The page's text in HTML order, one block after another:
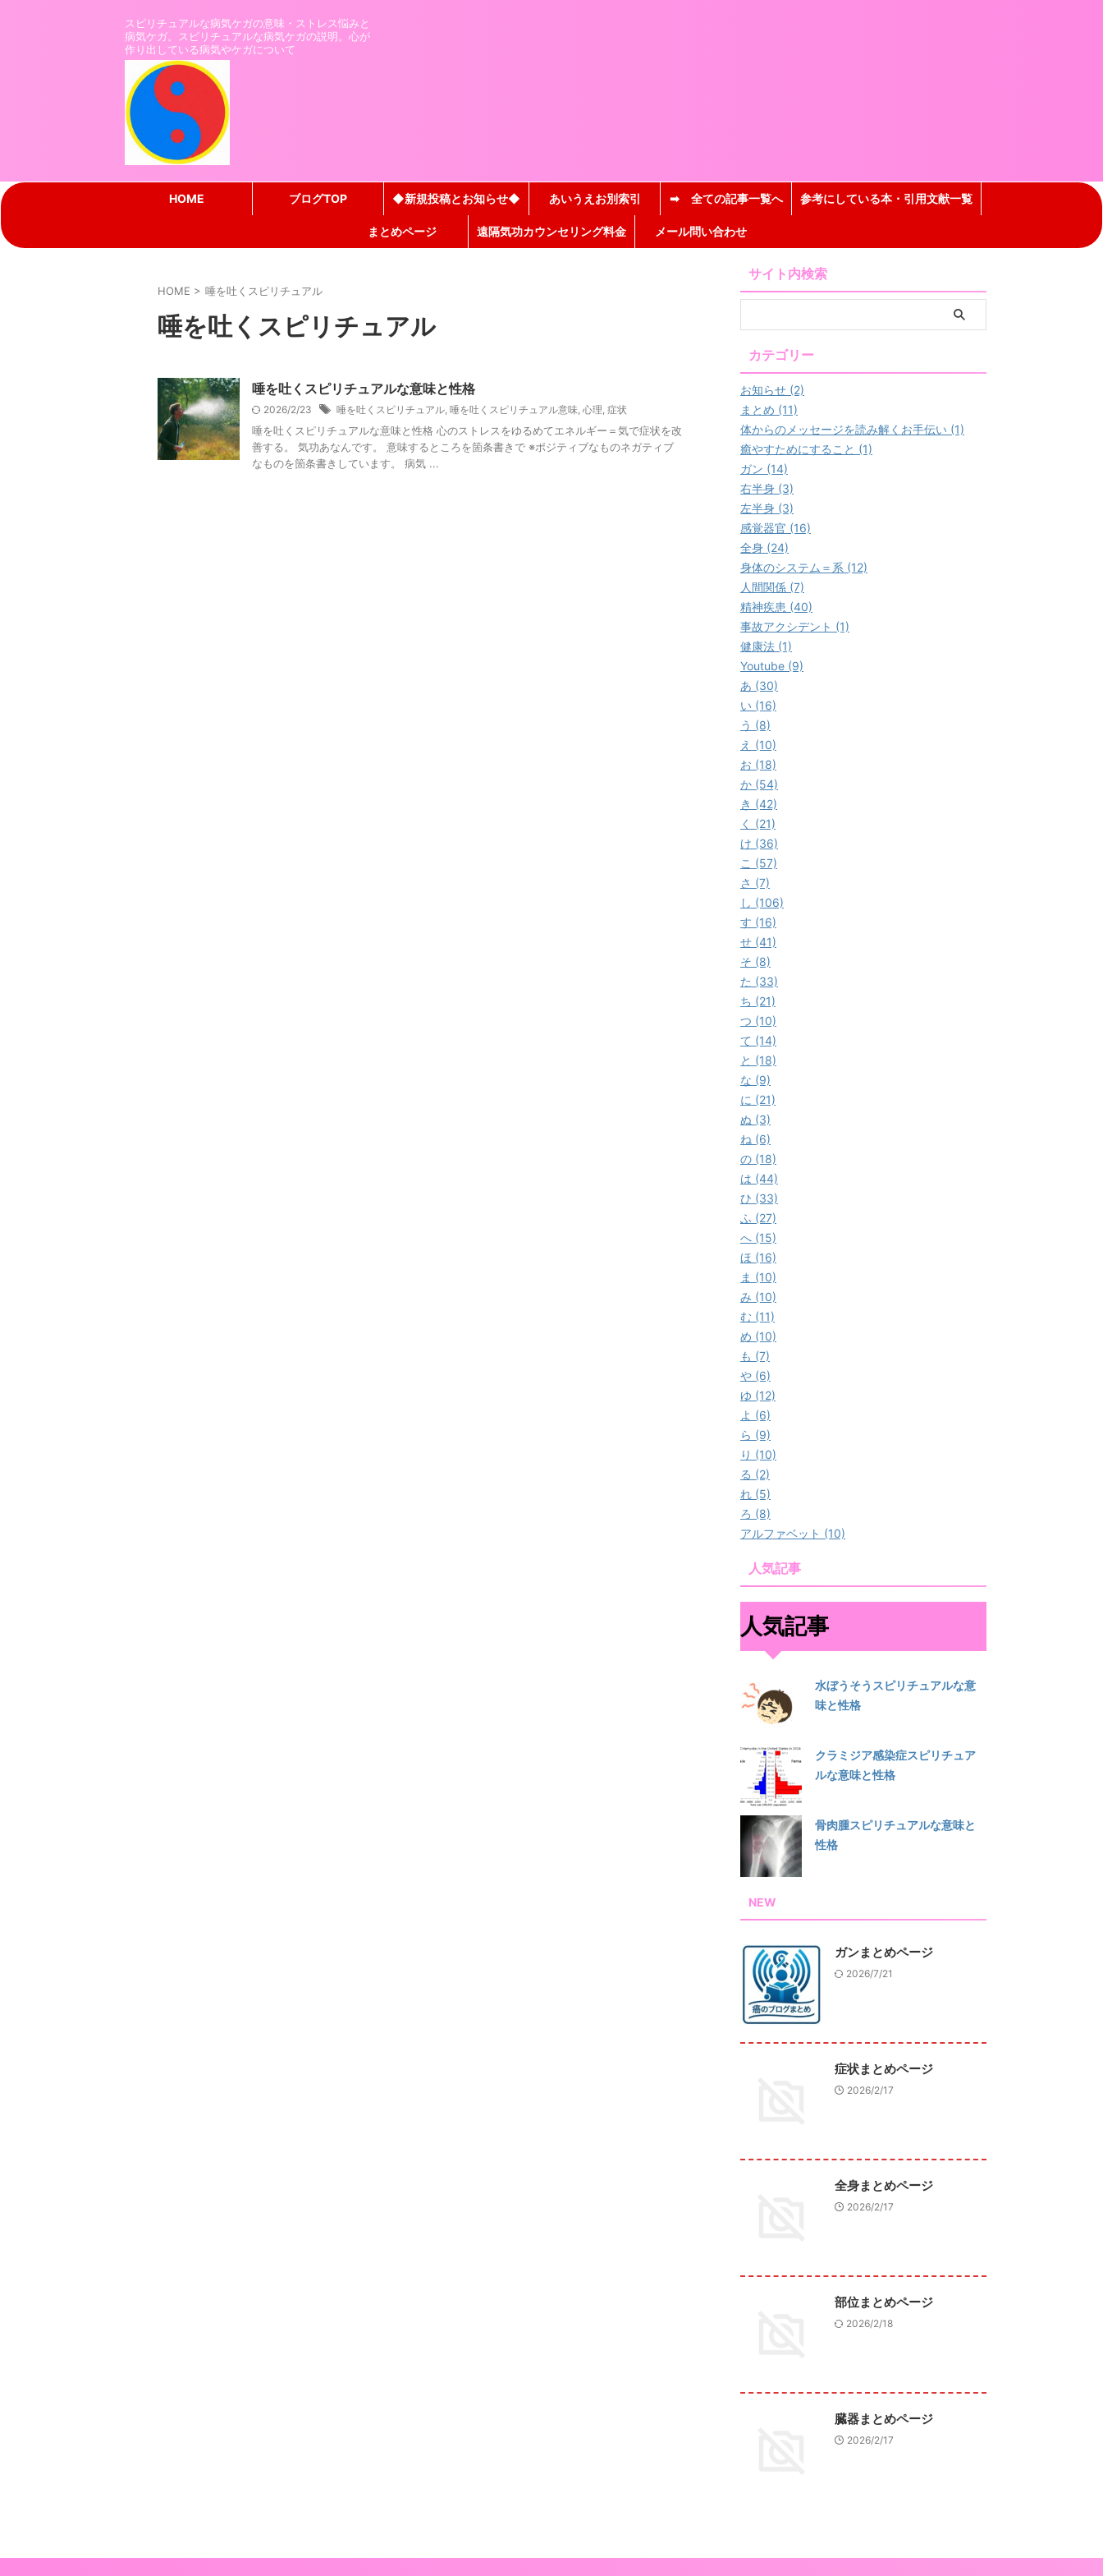
スピリチュアルな病気ケガの意味・ストレス悩みと
病気ケガ。スピリチュアルな病気ケガの説明。心が
作り出している病気やケガについて
HOME ブログTOP ◆新規投稿とお知らせ◆ あいうえお別索引 ➡ 全ての記事一覧へ 参考にしている本・引用文献一覧
まとめページ 遠隔気功カウンセリング料金 メール問い合わせ
HOME > 唾を吐くスピリチュアル
唾を吐くスピリチュアル
唾を吐くスピリチュアルな意味と性格
2026/2/23 唾を吐くスピリチュアル, 唾を吐くスピリチュアル意味, 心理, 症状
唾を吐くスピリチュアルな意味と性格 心のストレスをゆるめてエネルギー＝気で症状を改
善する。 気功あなんです。 意味するところを箇条書きで ※ポジティブなものネガティブ
なものを箇条書きしています。 病気 ...
サイト内検索
カテゴリー
お知らせ (2)
まとめ (11)
体からのメッセージを読み解くお手伝い (1)
癒やすためにすること (1)
ガン (14)
右半身 (3)
左半身 (3)
感覚器官 (16)
全身 (24)
身体のシステム＝系 (12)
人間関係 (7)
精神疾患 (40)
事故アクシデント (1)
健康法 (1)
Youtube (9)
あ (30)
い (16)
う (8)
え (10)
お (18)
か (54)
き (42)
く (21)
け (36)
こ (57)
さ (7)
し (106)
す (16)
せ (41)
そ (8)
た (33)
ち (21)
つ (10)
て (14)
と (18)
な (9)
に (21)
ぬ (3)
ね (6)
の (18)
は (44)
ひ (33)
ふ (27)
へ (15)
ほ (16)
ま (10)
み (10)
む (11)
め (10)
も (7)
や (6)
ゆ (12)
よ (6)
ら (9)
り (10)
る (2)
れ (5)
ろ (8)
アルファベット (10)
人気記事
人気記事
水ぼうそうスピリチュアルな意
味と性格
クラミジア感染症スピリチュア
ルな意味と性格
骨肉腫スピリチュアルな意味と
性格
NEW
ガンまとめページ
2026/7/21
症状まとめページ
2026/2/17
全身まとめページ
2026/2/17
部位まとめページ
2026/2/18
臓器まとめページ
2026/2/17